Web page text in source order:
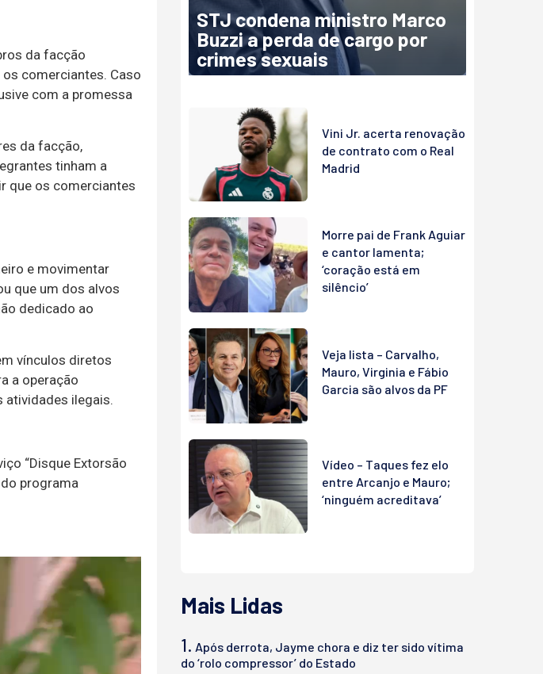
da facção
comerciantes. Caso
com a promessa
da facção,
tinham a
que os comerciantes
e movimentar
que um dos alvos
dedicado ao
vínculos diretos
a operação
atividades ilegais.
“Disque Extorsão
programa
STJ condena ministro Marco
Buzzi a perda de cargo por
crimes sexuais
Vini Jr. acerta renovação
de contrato com o Real
Madrid
Morre pai de Frank Aguiar
e cantor lamenta;
‘coração está em
silêncio’
Veja lista – Carvalho,
Mauro, Virginia e Fábio
Garcia são alvos da PF
Vídeo – Taques fez elo
entre Arcanjo e Mauro;
‘ninguém acreditava’
Mais Lidas
1. Após derrota, Jayme chora e diz ter sido vítima
do ‘rolo compressor’ do Estado